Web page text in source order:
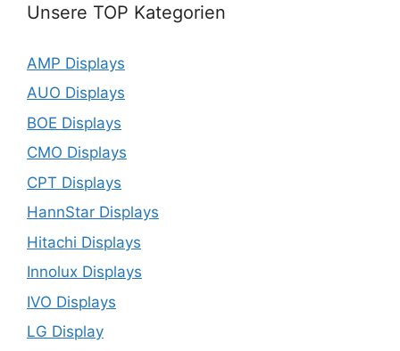
Unsere TOP Kategorien
AMP Displays
AUO Displays
BOE Displays
CMO Displays
CPT Displays
HannStar Displays
Hitachi Displays
Innolux Displays
IVO Displays
LG Display